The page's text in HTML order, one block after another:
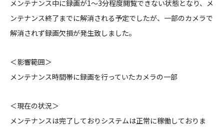
メンテナンス中に録画が1〜3分程度閲覧できない状態となり、メ
ンテナンス終了までに解消される予定でしたが、一部のカメラで
解消されず録画欠損が発生致しました。
＜影響範囲＞
メンテナンス時間帯に録画を行っていたカメラの一部
＜現在の状況＞
メンテナンスは完了しておりシステムは正常に稼働しておりま